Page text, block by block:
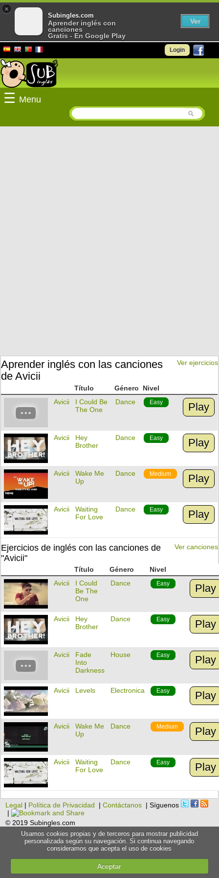
Login
☰ Menu
Ver ejercicios
Aprender inglés con las canciones
de Avicii
Título Género
Nivel
Avicii
I Could Be
The One
Dance Easy Play
Avicii
Hey
Brother
Dance Easy Play
Avicii
Wake Me
Up
Dance Medium Play
Avicii
Waiting
For Love
Dance Easy Play
Ver canciones
Ejercicios de inglés con las canciones de
"Avicii"
Título Género
Nivel
Avicii
I Could
Be The
One
Dance Easy Play
Avicii
Hey
Brother
Dance Easy Play
Avicii
Fade
Into
Darkness
House Easy Play
Avicii Levels Electronica Easy Play
Avicii
Wake Me
Up
Dance Medium Play
Avicii
Waiting
For Love
Dance Easy Play
Legal | Política de Privacidad |Contáctanos | Síguenos
|
© 2019 Subingles.com
Usamos cookies propias y de terceros para mostrar publicidad
personalizada según su navegación. Si continua navegando
consideramos que acepta el uso de cookies
Aceptar
×
Subingles.com
Aprender inglés con
canciones
Gratis - En Google Play
Ver